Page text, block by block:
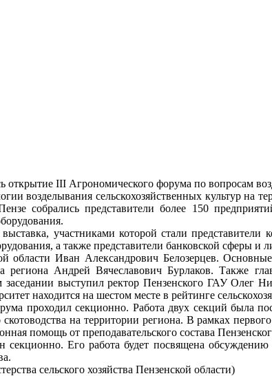
открытие III Агрономического форума по вопросам
возделывания сельскохозяйственных культур на
собрались представители более 150
участниками которой стали
а также представители банковской сферы и
Иван Александрович Белозерцев. Основные
региона Андрей Вячеславович Бурлаков. Также
выступил ректор Пензенского ГАУ Олег
находится на шестом месте в рейтинге
проходил секционно. Работа двух секций была
на территории региона. В рамках
помощь от преподавательского состава
секционно. Его работа будет посвящена
сельского хозяйства Пензенской области)